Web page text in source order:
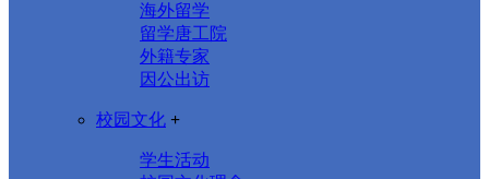
海外留学
留学唐工院
外籍专家
因公出访
校园文化 +
学生活动